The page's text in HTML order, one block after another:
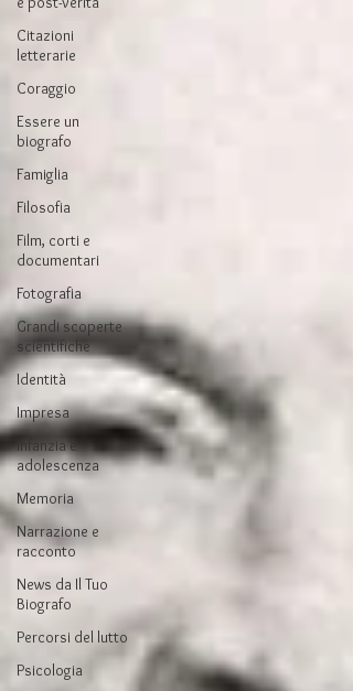
Citazioni
letterarie
Coraggio
Essere un
biografo
Famiglia
Filosofia
Film, corti e
documentari
Fotografia
Grandi scoperte
scientifiche
Identità
Impresa
Infanzia e
adolescenza
Memoria
Narrazione e
racconto
News da Il Tuo
Biografo
Percorsi del lutto
Psicologia